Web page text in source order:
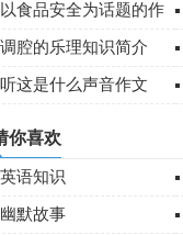
以食品安全为话题的作
调腔的乐理知识简介
听这是什么声音作文
你喜欢
英语知识
幽默故事